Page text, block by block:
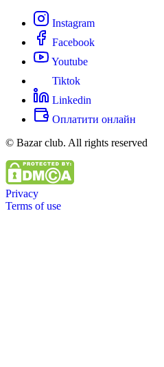
Instagram
Facebook
Youtube
Tiktok
Linkedin
Оплатити онлайн
© Bazar club. All rights reserved
Privacy
Terms of use